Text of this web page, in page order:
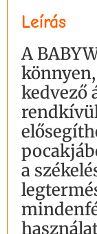
Leírás
A
kedvező
a